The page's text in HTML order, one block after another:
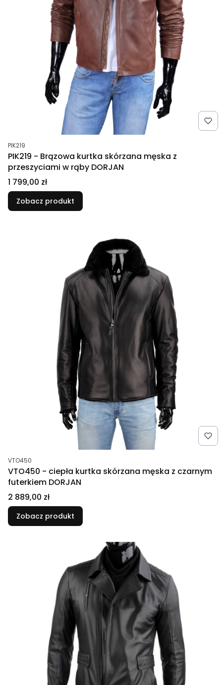
Kod produktu
PIK219
PIK219 - Brązowa kurtka skórzana męska z
przeszyciami w rąby DORJAN
Cena
1 799,00 zł
Zobacz produkt
Kod produktu
VTO450
VTO450 - ciepła kurtka skórzana męska z czarnym
futerkiem DORJAN
Cena
2 889,00 zł
Zobacz produkt